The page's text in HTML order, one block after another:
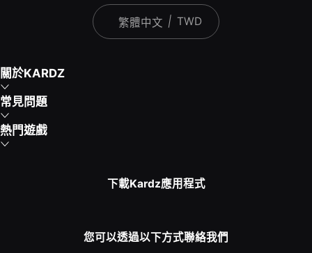
繁體中文 | TWD
關於KARDZ
常見問題
熱門遊戲
下載Kardz應用程式
您可以透過以下方式聯絡我們